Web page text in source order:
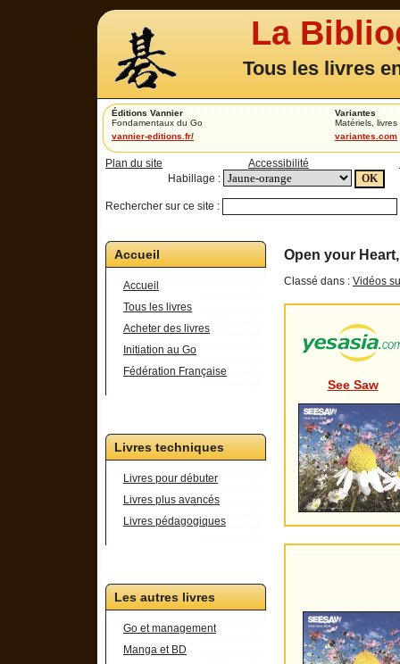
La
Tous les livres
Éditions Vannier
Fondamentaux du Go
vannier-editions.fr/
Variantes
Matériels,
variantes.com
Plan du site Accessibilité
Habillage :
Rechercher sur ce site :
Accueil
Accueil
Tous les livres
Acheter des livres
Initiation au Go
Fédération Française
Livres techniques
Livres pour débuter
Livres plus avancés
Livres pédagogiques
Les autres livres
Go et management
Manga et BD
Open your
Classé dans : Vidéos
See Saw